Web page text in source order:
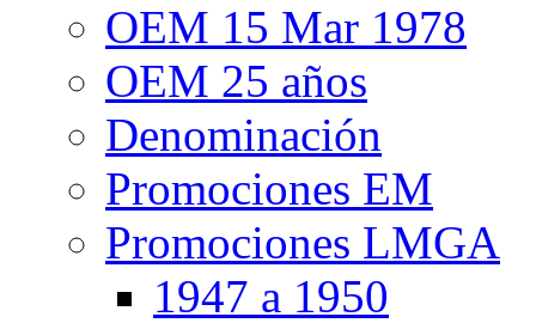
OEM 15 Mar 1978
OEM 25 años
Denominación
Promociones EM
Promociones LMGA
1947 a 1950